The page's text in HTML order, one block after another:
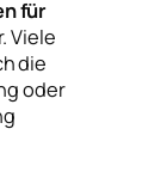
für
Viele
die
oder